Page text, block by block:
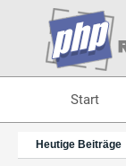
Start
Heutige Beiträge